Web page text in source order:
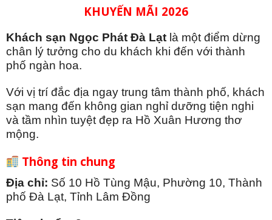
KHUYẾN MÃI 2026
Khách sạn Ngọc Phát Đà Lạt là một điểm dừng
chân lý tưởng cho du khách khi đến với thành
phố ngàn hoa.
Với vị trí đắc địa ngay trung tâm thành phố, khách
sạn mang đến không gian nghỉ dưỡng tiện nghi
và tầm nhìn tuyệt đẹp ra Hồ Xuân Hương thơ
mộng.
Thông tin chung
Địa chỉ: Số 10 Hồ Tùng Mậu, Phường 10, Thành
phố Đà Lạt, Tỉnh Lâm Đồng